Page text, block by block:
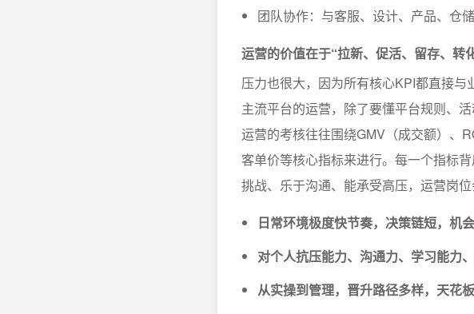
团队协作：与客服、设计、产品、仓
运营的价值在于“拉新、促活、留存、转
压力也很大，因为所有核心KPI都直接
主流平台的运营，除了要懂平台规则、
运营的考核往往围绕GMV（成交额）、
客单价等核心指标来进行。每一个指标
挑战、乐于沟通、能承受高压，运营岗
日常环境极度快节奏，决策链短，机
对个人抗压能力、沟通力、学习能力
从实操到管理，晋升路径多样，天花